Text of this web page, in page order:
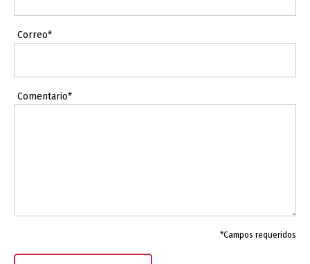
Correo*
Comentario*
*Campos requeridos